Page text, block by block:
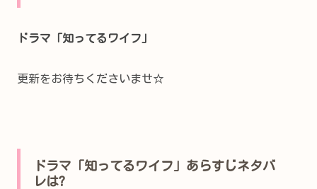
ドラマ「知ってるワイフ」
更新をお待ちくださいませ☆
ドラマ「知ってるワイフ」あらすじネタバ
レは?